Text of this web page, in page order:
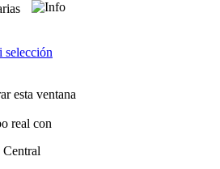
selección
esta ventana
real con